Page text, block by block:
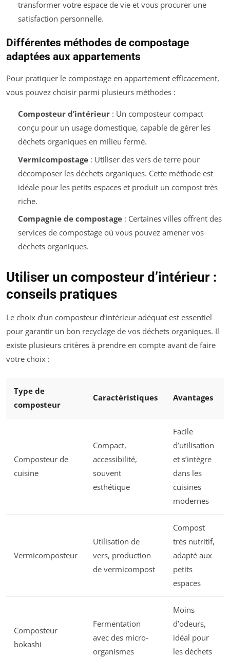
transformer votre espace de vie et vous procurer une
satisfaction personnelle.
Différentes méthodes de compostage
adaptées aux appartements
Pour pratiquer le compostage en appartement efficacement,
vous pouvez choisir parmi plusieurs méthodes :
Composteur d’intérieur: Un composteur compact
conçu pour un usage domestique, capable de gérer les
déchets organiques en milieu fermé.
Vermicompostage: Utiliser des vers de terre pour
décomposer les déchets organiques. Cette méthode est
idéale pour les petits espaces et produit un compost très
riche.
Compagnie de compostage: Certaines villes offrent des
services de compostage où vous pouvez amener vos
déchets organiques.
Utiliser un composteur d’intérieur :
conseils pratiques
Le choix d’un composteur d’intérieur adéquat est essentiel
pour garantir un bon recyclage de vos déchets organiques. Il
existe plusieurs critères à prendre en compte avant de faire
votre choix :
Type de
composteur
Caractéristiques Avantages
Composteur de
cuisine
Compact,
accessibilité,
souvent
esthétique
Facile
d’utilisation
et s’intègre
dans les
cuisines
modernes
Vermicomposteur
Utilisation de
vers, production
de vermicompost
Compost
très nutritif,
adapté aux
petits
espaces
Composteur
bokashi
Fermentation
avec des micro-
organismes
Moins
d’odeurs,
idéal pour
les déchets